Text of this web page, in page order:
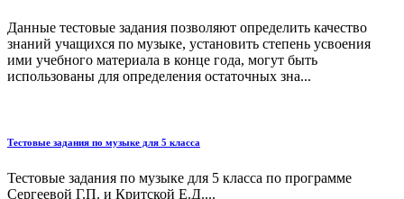
Данные тестовые задания позволяют определить качество
знаний учащихся по музыке, установить степень усвоения
ими учебного материала в конце года, могут быть
использованы для определения остаточных зна...
Тестовые задания по музыке для 5 класса
Тестовые задания по музыке для 5 класса по программе
Сергеевой Г.П. и Критской Е.Д....